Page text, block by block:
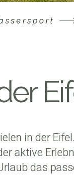
in der
aktive
das